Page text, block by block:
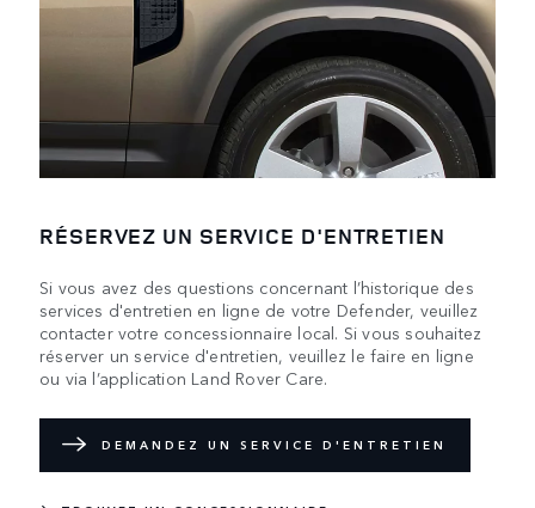
RÉSERVEZ UN SERVICE D'ENTRETIEN
Si vous avez des questions concernant l’historique des
services d'entretien en ligne de votre Defender, veuillez
contacter votre concessionnaire local. Si vous souhaitez
réserver un service d'entretien, veuillez le faire en ligne
ou via l’application Land Rover Care.
DEMANDEZ UN SERVICE D'ENTRETIEN